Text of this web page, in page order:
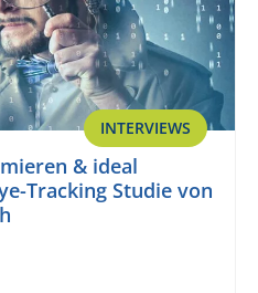
INTERVIEWS
& ideal
Tracking Studie von